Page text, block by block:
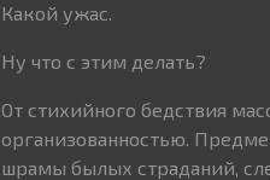
Какой ужас.
Ну что с этим делать?
От стихийного бедствия
организованностью.
шрамы былых страданий,